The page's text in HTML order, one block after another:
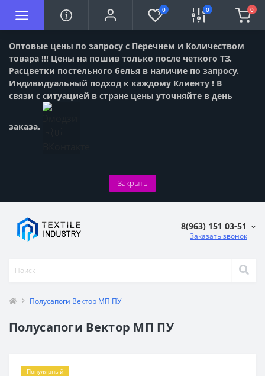
Оптовые цены по запросу с Перечнем и Количеством
товара !!! Цены на пошив только после четкого ТЗ.
Расцветки постельного белья в наличие по запросу.
Индивидуальный подход к каждому Клиенту ! В
связи с ситуацией в стране цены уточняйте в день
заказа.
Закрыть
0 0 0
8(963) 151 03-51
Заказать звонок
Полусапоги Вектор МП ПУ
Полусапоги Вектор МП ПУ
Популярный